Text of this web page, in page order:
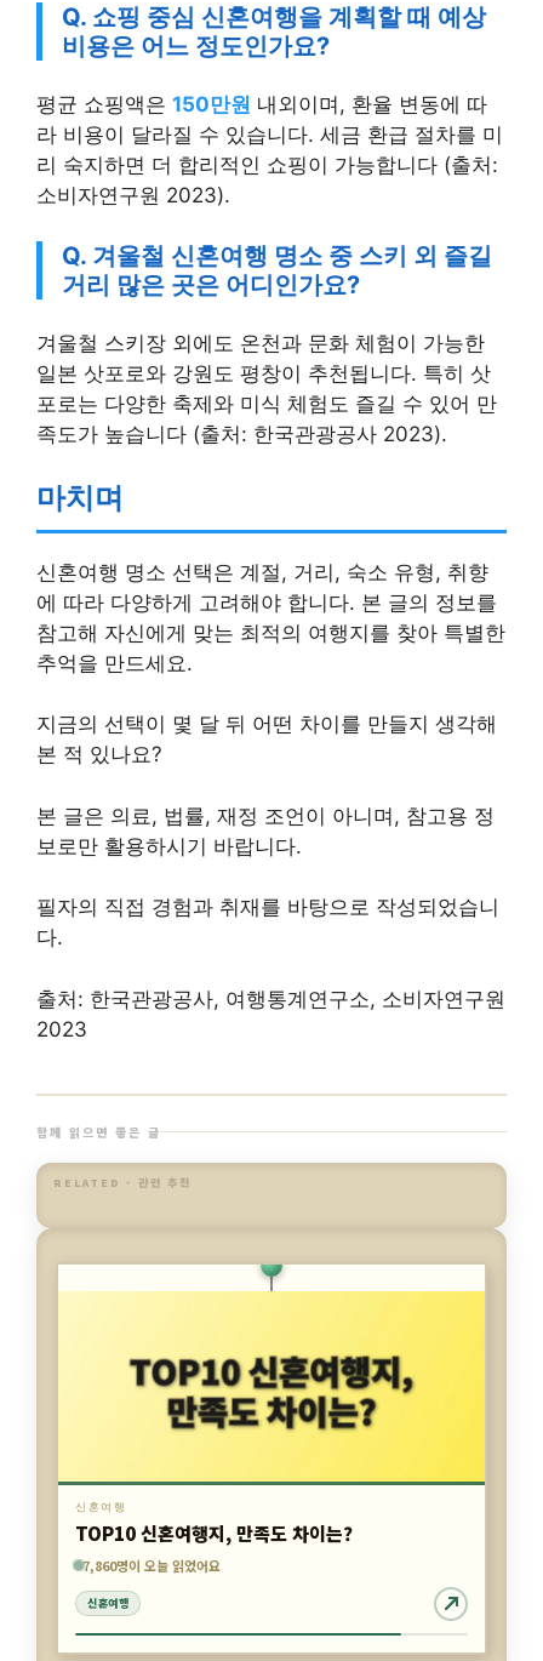
Q. 쇼핑 중심 신혼여행을 계획할 때 예상
비용은 어느 정도인가요?
평균 쇼핑액은 150만원 내외이며, 환율 변동에 따
라 비용이 달라질 수 있습니다. 세금 환급 절차를 미
리 숙지하면 더 합리적인 쇼핑이 가능합니다 (출처:
소비자연구원 2023).
Q. 겨울철 신혼여행 명소 중 스키 외 즐길
거리 많은 곳은 어디인가요?
겨울철 스키장 외에도 온천과 문화 체험이 가능한
일본 삿포로와 강원도 평창이 추천됩니다. 특히 삿
포로는 다양한 축제와 미식 체험도 즐길 수 있어 만
족도가 높습니다 (출처: 한국관광공사 2023).
마치며
신혼여행 명소 선택은 계절, 거리, 숙소 유형, 취향
에 따라 다양하게 고려해야 합니다. 본 글의 정보를
참고해 자신에게 맞는 최적의 여행지를 찾아 특별한
추억을 만드세요.
지금의 선택이 몇 달 뒤 어떤 차이를 만들지 생각해
본 적 있나요?
본 글은 의료, 법률, 재정 조언이 아니며, 참고용 정
보로만 활용하시기 바랍니다.
필자의 직접 경험과 취재를 바탕으로 작성되었습니
다.
출처: 한국관광공사, 여행통계연구소, 소비자연구원
2023
함께 읽으면 좋은 글
RELATED · 관련 추천
3,977명이 오늘 읽었어요
신혼여행
7,860명이 오늘 읽었어요
신혼여행
신혼여행
스위스 신혼여행 경비 절감 방법은?
4,882명이 오늘 읽었어요
신혼여행